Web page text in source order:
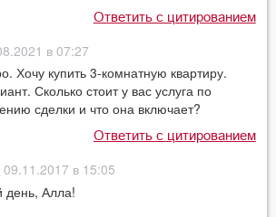
Ответить с цитированием
в 07:27
Хочу купить 3-комнатную квартиру.
Сколько стоит у вас услуга по
сделки и что она включает?
Ответить с цитированием
09.11.2017 в 15:05
Алла!